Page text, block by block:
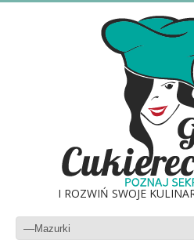
I ROZWIŃ SWOJE